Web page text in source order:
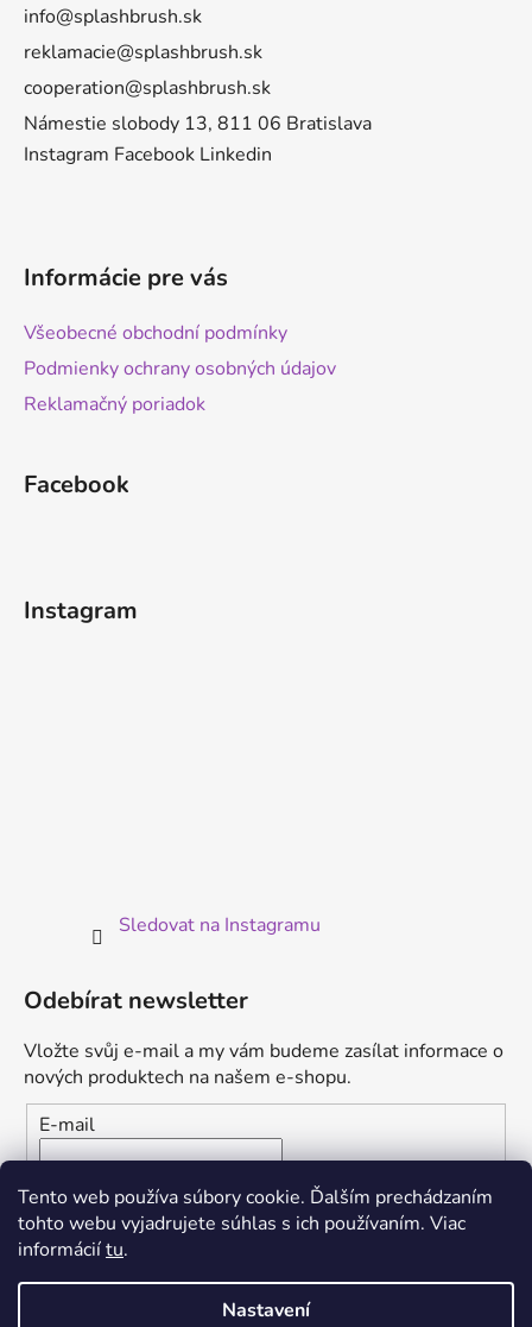
Tento web používa súbory cookie. Ďalším prechádzaním
tohto webu vyjadrujete súhlas s ich používaním. Viac
informáciítu.
Nastavení
info@splashbrush.sk
reklamacie@splashbrush.sk
cooperation@splashbrush.sk
Námestie slobody 13, 811 06 Bratislava
Instagram Facebook Linkedin
Informácie pre vás
Všeobecné obchodní podmínky
Podmienky ochrany osobných údajov
Reklamačný poriadok
Facebook
Instagram
Sledovat na Instagramu
Odebírat newsletter
Vložte svůj e-mail a my vám budeme zasílat informace o
nových produktech na našem e-shopu.
E-mail
Vložením e-mailu súhlasíte s
podmienkami ochrany
osobných údajov